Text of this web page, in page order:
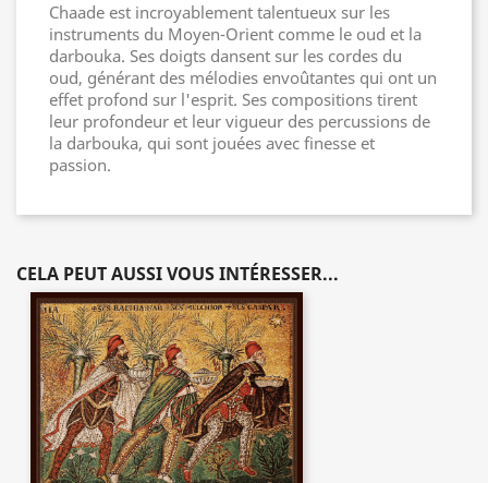
Chaade est incroyablement talentueux sur les
instruments du Moyen-Orient comme le oud et la
darbouka. Ses doigts dansent sur les cordes du
oud, générant des mélodies envoûtantes qui ont un
effet profond sur l'esprit. Ses compositions tirent
leur profondeur et leur vigueur des percussions de
la darbouka, qui sont jouées avec finesse et
passion.
CELA PEUT AUSSI VOUS INTÉRESSER...